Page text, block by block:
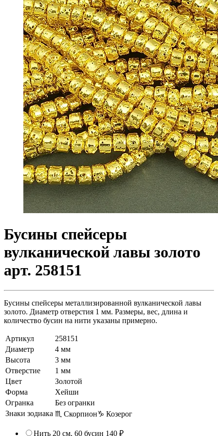
Бусины спейсеры
вулканической лавы золото
арт. 258151
Бусины спейсеры металлизированной вулканической лавы
золото. Диаметр отверстия 1 мм. Размеры, вес, длина и
количество бусин на нити указаны примерно.
Артикул
258151
Диаметр
4 мм
Высота
3 мм
Отверстие
1 мм
Цвет
Золотой
Форма
Хейши
Огранка
Без огранки
Знаки зодиака ♏ Скорпион♑ Козерог
Нить 20 см, 60 бусин 140 ₽